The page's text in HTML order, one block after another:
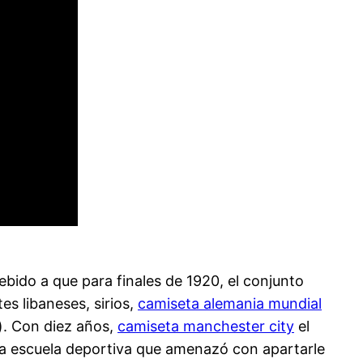
a que para finales de 1920, el conjunto
libaneses, sirios, camiseta alemania mundial
Con diez años, camiseta manchester city el
escuela deportiva que amenazó con apartarle